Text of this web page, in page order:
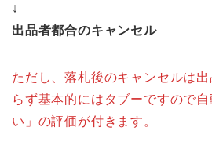
↓
出品者都合のキャンセル
ただし、落札後のキャンセルは
らず基本的にはタブーですので
い」の評価が付きます。